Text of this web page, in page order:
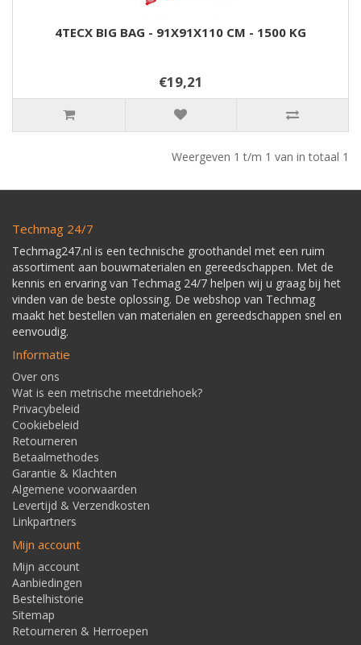
4TECX BIG BAG - 91X91X110 CM - 1500 KG
€19,21
Weergeven 1 t/m 1 van in totaal 1
Techmag 24/7
Techmag247.nl is een technische groothandel met een ruim
assortiment aan bouwmaterialen en gereedschappen. Met de
kennis en ervaring van Techmag 24/7 helpen wij u graag bij het
vinden van de beste oplossing. De webshop van Techmag
maakt het bestellen van materialen en gereedschappen snel en
eenvoudig.
Informatie
Over ons
Wat is een metrische meetdriehoek?
Privacybeleid
Cookiebeleid
Retourneren
Betaalmethodes
Garantie & Klachten
Algemene voorwaarden
Levertijd & Verzendkosten
Linkpartners
Mijn account
Mijn account
Aanbiedingen
Bestelhistorie
Sitemap
Retourneren & Herroepen